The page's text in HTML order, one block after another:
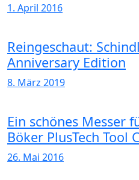
1. April 2016
Reingeschaut:
Anniversary Edition
8. März 2019
Ein schönes Messer
Böker PlusTech Tool
26. Mai 2016